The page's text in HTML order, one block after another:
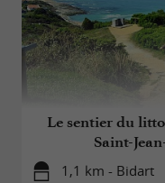
Le sentier du
Saint-
1,1 km - Bidart